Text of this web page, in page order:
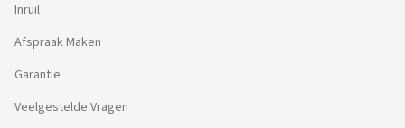
Inruil
Afspraak Maken
Garantie
Veelgestelde Vragen